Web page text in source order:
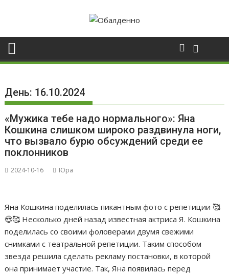
День: 16.10.2024
«Мужика тебе надо нормального»: Яна
Кошкина слишком широко раздвинула ноги,
что вызвало бурю обсуждений среди ее
поклонников
2024-10-16 Юра
Яна Кошкина поделилась пикантным фото с репетиции 🥰
😍🥰 Несколько дней назад известная актриса Я. Кошкина
поделилась со своими фоловерами двумя свежими
снимками с театральной репетиции. Таким способом
звезда решила сделать рекламу постановки, в которой
она принимает участие. Так, Яна появилась перед